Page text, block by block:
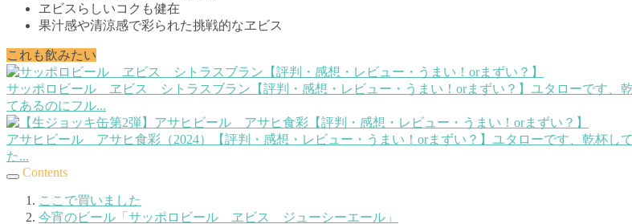
ヱビスらしいコクも健在
果汁感や清涼感で彩られた挑戦的なヱビス
これも飲みたい
サッポロビール ヱビス シトラスブラン【評判・感想・レビュー・うまい！orまずい？】 ユタローです、
てあるのにフル...
アサヒビール アサヒ食彩（2024）【評判・感想・レビュー・うまい！orまずい？】 ユタローです、乾杯し
た...
Contents
ここで買いました
今宵のビール「サッポロビール ヱビス ジューシーエール」